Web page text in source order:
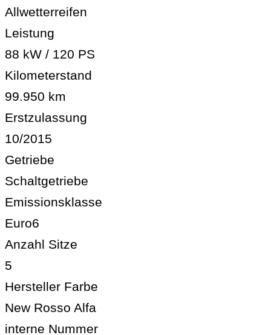
Allwetterreifen
Leistung
88 kW / 120 PS
Kilometerstand
99.950 km
Erstzulassung
10/2015
Getriebe
Schaltgetriebe
Emissionsklasse
Euro6
Anzahl Sitze
5
Hersteller Farbe
New Rosso Alfa
interne Nummer